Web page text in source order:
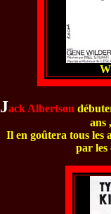
Jack Albertson
ans
Il en goûtera tous les
par les